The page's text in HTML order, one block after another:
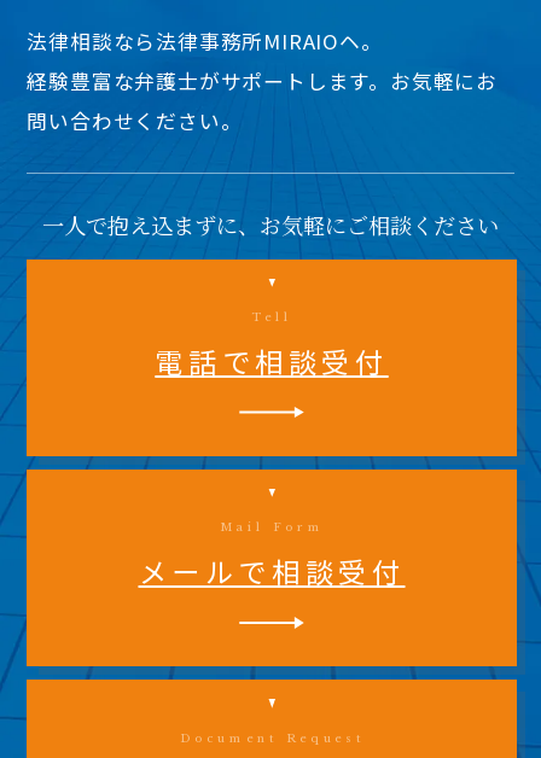
法律相談なら法律事務所MIRAIOヘ。
経験豊富な弁護士がサポートします。お気軽にお
問い合わせください。
一人で抱え込まずに、お気軽にご相談ください
Tell
電話で相談受付
Mail Form
メールで相談受付
Document Request